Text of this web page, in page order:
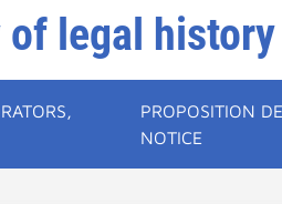
legal
PROPOSITION DE
NOTICE